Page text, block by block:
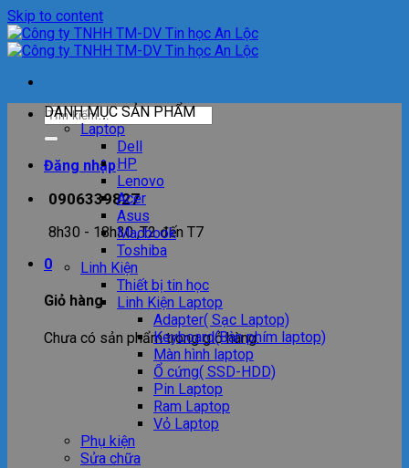
Skip to content
Đăng nhập
0906339827
8h30 - 18h30 ,T2 đến T7
0
Giỏ hàng
Chưa có sản phẩm trong giỏ hàng.
DANH MỤC SẢN PHẨM
Laptop
Dell
HP
Lenovo
Acer
Asus
Macbook
Toshiba
Linh Kiện
Thiết bị tin học
Linh Kiện Laptop
Adapter( Sạc Laptop)
Keyboard(Bàn phím laptop)
Màn hình laptop
Ổ cứng( SSD-HDD)
Pin Laptop
Ram Laptop
Vỏ Laptop
Phụ kiện
Sửa chữa